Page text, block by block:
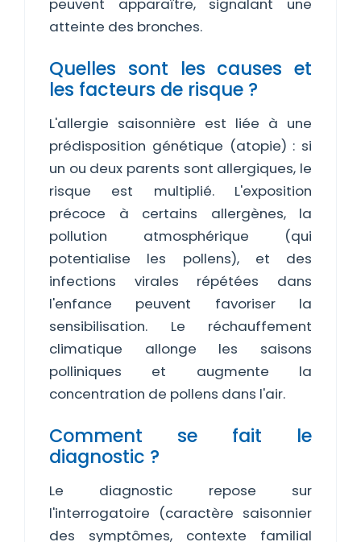
peuvent apparaître, signalant une
atteinte des bronches.
Quelles sont les causes et
les facteurs de risque ?
L'allergie saisonnière est liée à une
prédisposition génétique (atopie) : si
un ou deux parents sont allergiques, le
risque est multiplié. L'exposition
précoce à certains allergènes, la
pollution atmosphérique (qui
potentialise les pollens), et des
infections virales répétées dans
l'enfance peuvent favoriser la
sensibilisation. Le réchauffement
climatique allonge les saisons
polliniques et augmente la
concentration de pollens dans l'air.
Comment se fait le
diagnostic ?
Le diagnostic repose sur
l'interrogatoire (caractère saisonnier
des symptômes, contexte familial